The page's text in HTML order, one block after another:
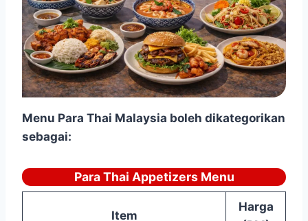
Menu Para Thai Malaysia boleh dikategorikan
sebagai:
Para Thai Appetizers Menu
Item
Harga